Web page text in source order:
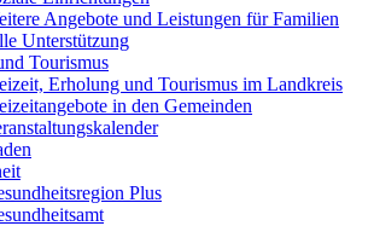
Angebote und Leistungen für Familien
Unterstützung
Tourismus
Erholung und Tourismus im Landkreis
in den Gemeinden
Plus